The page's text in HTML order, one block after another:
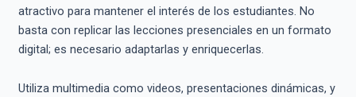
atractivo para mantener el interés de los estudiantes. No
basta con replicar las lecciones presenciales en un formato
digital; es necesario adaptarlas y enriquecerlas.
Utiliza multimedia como videos, presentaciones dinámicas, y